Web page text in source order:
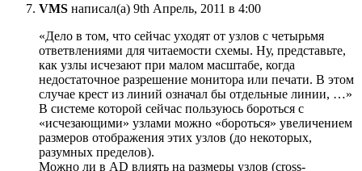
VMS написал(а) 9th Апрель, 2011 в 4:00
«Дело в том, что сейчас уходят от узлов с четырьмя
ответвлениями для читаемости схемы. Ну, представьте,
как узлы исчезают при малом масштабе, когда
недостаточное разрешение монитора или печати. В этом
случае крест из линий означал бы отдельные линии, …»
В системе которой сейчас пользуюсь бороться с
«исчезающими» узлами можно «бороться» увеличением
размеров отображения этих узлов (до некоторых,
разумных пределов).
Можно ли в АD влиять на размеры узлов (cross-